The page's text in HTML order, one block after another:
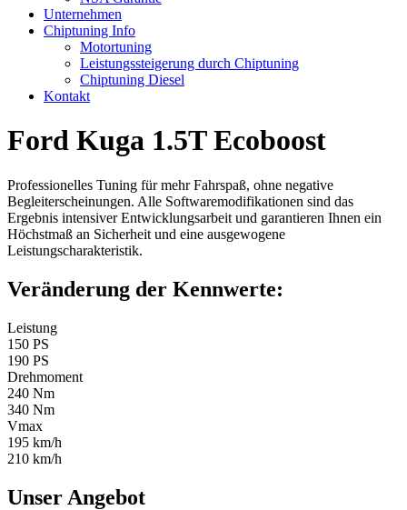
Unternehmen
Chiptuning Info
Motortuning
Leistungssteigerung durch Chiptuning
Chiptuning Diesel
Kontakt
Ford Kuga 1.5T Ecoboost
Professionelles Tuning für mehr Fahrspaß, ohne negative
Begleiterscheinungen. Alle Softwaremodifikationen sind das
Ergebnis intensiver Entwicklungsarbeit und garantieren Ihnen ein
Höchstmaß an Sicherheit und eine ausgewogene
Leistungscharakteristik.
Veränderung der Kennwerte:
Leistung
150 PS
190 PS
Drehmoment
240 Nm
340 Nm
Vmax
195 km/h
210 km/h
Unser Angebot